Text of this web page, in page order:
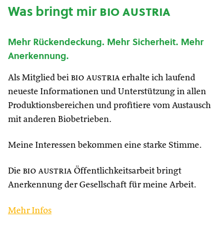
Was bringt mirbio austria
Mehr Rückendeckung. Mehr Sicherheit. Mehr
Anerkennung.
Als Mitglied bei bio austria erhalte ich laufend
neueste Informationen und Unterstützung in allen
Produktionsbereichen und profitiere vom Austausch
mit anderen Biobetrieben.
Meine Interessen bekommen eine starke Stimme.
Die bio austria Öffentlichkeitsarbeit bringt
Anerkennung der Gesellschaft für meine Arbeit.
Mehr Infos